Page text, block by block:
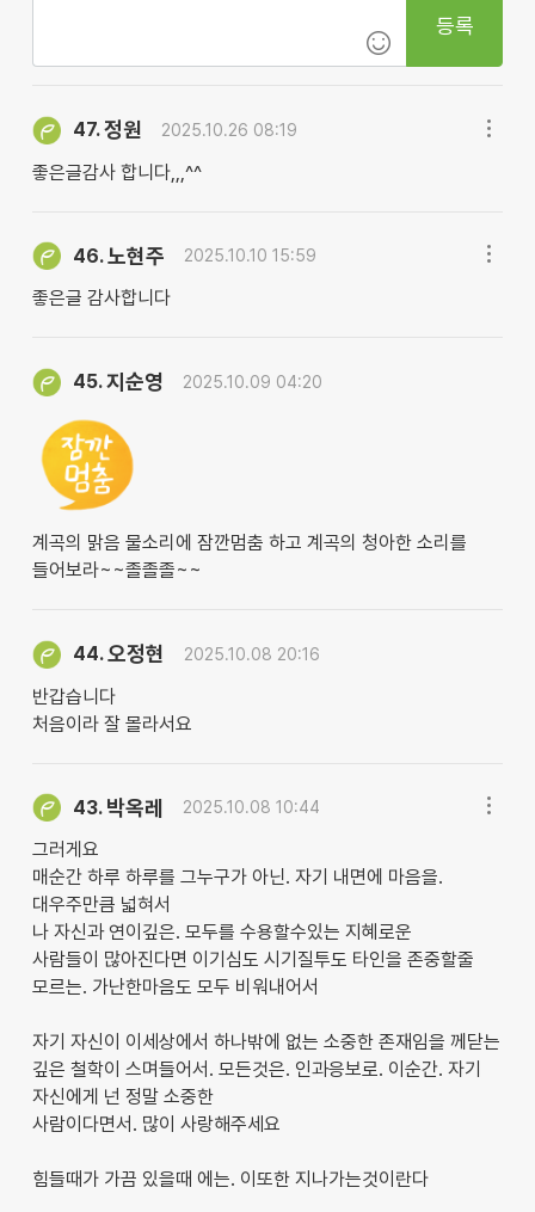
등록
47.정원 2025.10.26 08:19
좋은글감사 합니다,,,^^
46.노현주 2025.10.10 15:59
좋은글 감사합니다
45.지순영 2025.10.09 04:20
계곡의 맑음 물소리에 잠깐멈춤 하고 계곡의 청아한 소리를
들어보라~~졸졸졸~~
44.오정현 2025.10.08 20:16
반갑습니다
처음이라 잘 몰라서요
43. 박옥레 2025.10.08 10:44
그러게요
매순간 하루 하루를 그누구가 아닌. 자기 내면에 마음을.
대우주만큼 넓혀서
나 자신과 연이깊은. 모두를 수용할수있는 지혜로운
사람들이 많아진다면 이기심도 시기질투도 타인을 존중할줄
모르는. 가난한마음도 모두 비워내어서
자기 자신이 이세상에서 하나밖에 없는 소중한 존재임을 께닫는
깊은 철학이 스며들어서. 모든것은. 인과응보로. 이순간. 자기
자신에게 넌 정말 소중한
사람이다면서. 많이 사랑해주세요
힘들때가 가끔 있을때 에는. 이또한 지나가는것이란다